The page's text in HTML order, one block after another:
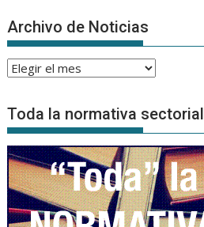
Archivo de Noticias
Archivo
Noticias
Toda la normativa sectorial